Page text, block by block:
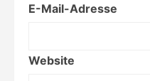
E-Mail-Adresse
Website